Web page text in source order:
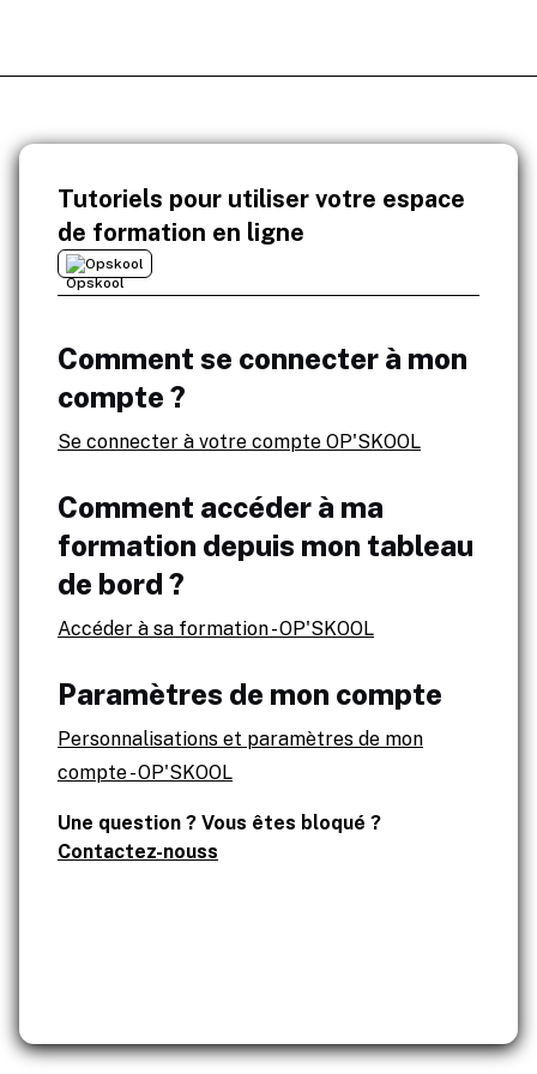
Tutoriels pour utiliser votre espace
de formation en ligne
Opskool
Comment se connecter à mon
compte ?
Se connecter à votre compte OP'SKOOL
Comment accéder à ma
formation depuis mon tableau
de bord ?
Accéder à sa formation - OP'SKOOL
Paramètres de mon compte
Personnalisations et paramètres de mon
compte - OP'SKOOL
Une question ? Vous êtes bloqué ?
Contactez-nouss